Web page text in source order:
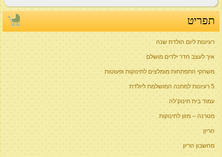
תפריט
רעיונות ליום הולדת שנה
איך לעצב חדר ילדים מושלם
משחקי התפתחות מומלצים לתינוקות ופעוטות
5 רעיונות למתנה המושלמת ליולדת
עמוד בית תינוק’לה
מטרנה – מזון לתינוקות
הריון
מחשבון הריון